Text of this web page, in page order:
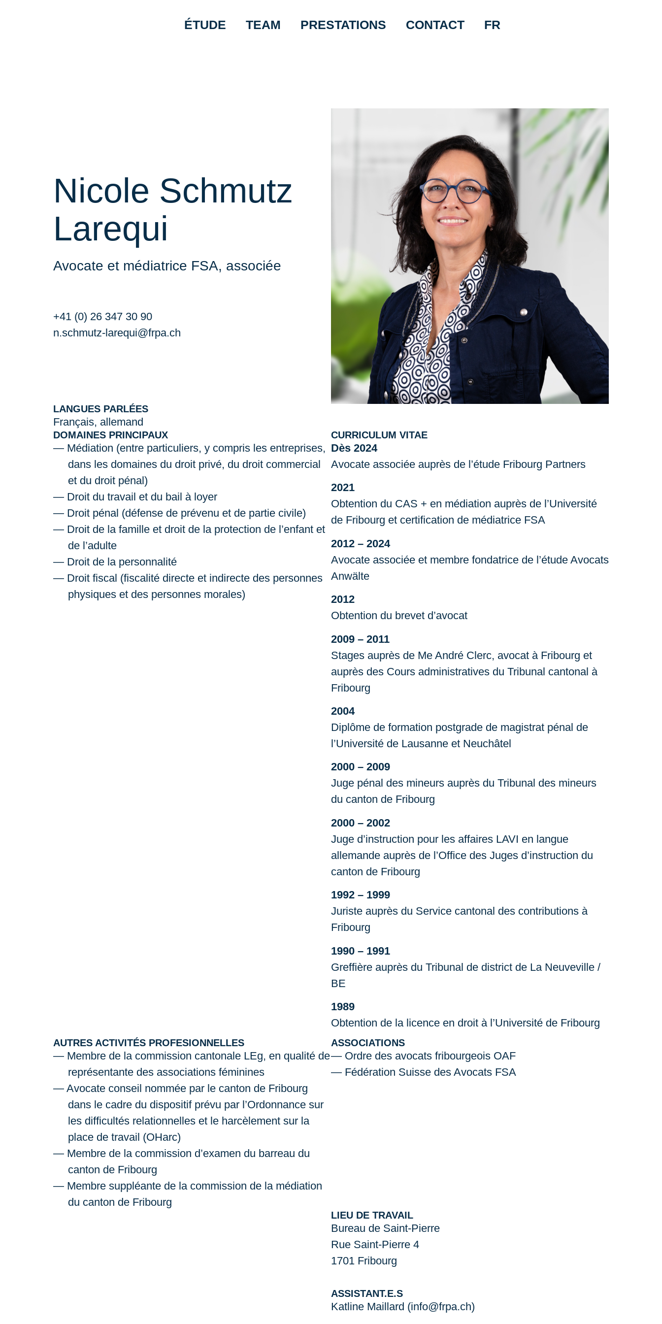
ÉTUDE TEAM PRESTATIONS CONTACT FR
Nicole Schmutz
Larequi
Avocate et médiatrice FSA, associée
+41 (0) 26 347 30 90
n.schmutz-larequi@frpa.ch
LANGUES PARLÉES
Français, allemand
DOMAINES PRINCIPAUX
Médiation (entre particuliers, y compris les entreprises,
dans les domaines du droit privé, du droit commercial
et du droit pénal)
Droit du travail et du bail à loyer
Droit pénal (défense de prévenu et de partie civile)
Droit de la famille et droit de la protection de l’enfant et
de l’adulte
Droit de la personnalité
Droit fiscal (fiscalité directe et indirecte des personnes
physiques et des personnes morales)
CURRICULUM VITAE
Dès 2024
Avocate associée auprès de l’étude Fribourg Partners
2021
Obtention du CAS + en médiation auprès de l’Université
de Fribourg et certification de médiatrice FSA
2012 – 2024
Avocate associée et membre fondatrice de l’étude Avocats
Anwälte
2012
Obtention du brevet d’avocat
2009 – 2011
Stages auprès de Me André Clerc, avocat à Fribourg et
auprès des Cours administratives du Tribunal cantonal à
Fribourg
2004
Diplôme de formation postgrade de magistrat pénal de
l’Université de Lausanne et Neuchâtel
2000 – 2009
Juge pénal des mineurs auprès du Tribunal des mineurs
du canton de Fribourg
2000 – 2002
Juge d’instruction pour les affaires LAVI en langue
allemande auprès de l’Office des Juges d’instruction du
canton de Fribourg
1992 – 1999
Juriste auprès du Service cantonal des contributions à
Fribourg
1990 – 1991
Greffière auprès du Tribunal de district de La Neuveville /
BE
1989
Obtention de la licence en droit à l’Université de Fribourg
AUTRES ACTIVITÉS PROFESIONNELLES
Membre de la commission cantonale LEg, en qualité de
représentante des associations féminines
Avocate conseil nommée par le canton de Fribourg
dans le cadre du dispositif prévu par l’Ordonnance sur
les difficultés relationnelles et le harcèlement sur la
place de travail (OHarc)
Membre de la commission d’examen du barreau du
canton de Fribourg
Membre suppléante de la commission de la médiation
du canton de Fribourg
ASSOCIATIONS
Ordre des avocats fribourgeois OAF
Fédération Suisse des Avocats FSA
LIEU DE TRAVAIL
Bureau de Saint-Pierre
Rue Saint-Pierre 4
1701 Fribourg
ASSISTANT.E.S
Katline Maillard (info@frpa.ch)